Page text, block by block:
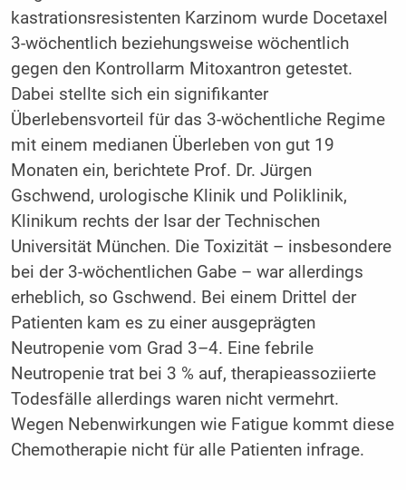
kastrationsresistenten Karzinom wurde Docetaxel
3-wöchentlich beziehungsweise wöchentlich
gegen den Kontrollarm Mitoxantron getestet.
Dabei stellte sich ein signifikanter
Überlebensvorteil für das 3-wöchentliche Regime
mit einem medianen Überleben von gut 19
Monaten ein, berichtete Prof. Dr. Jürgen
Gschwend, urologische Klinik und Poliklinik,
Klinikum rechts der Isar der Technischen
Universität München. Die Toxizität – insbesondere
bei der 3-wöchentlichen Gabe – war allerdings
erheblich, so Gschwend. Bei einem Drittel der
Patienten kam es zu einer ausgeprägten
Neutropenie vom Grad 3–4. Eine febrile
Neutropenie trat bei 3 % auf, therapieassoziierte
Todesfälle allerdings waren nicht vermehrt.
Wegen Nebenwirkungen wie Fatigue kommt diese
Chemotherapie nicht für alle Patienten infrage.